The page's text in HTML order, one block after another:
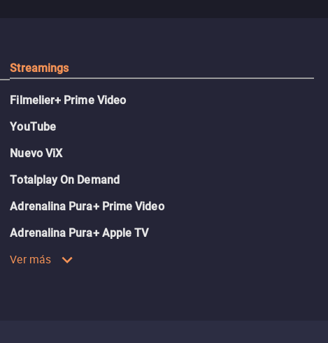
Streamings
Filmelier+ Prime Video
YouTube
Nuevo ViX
Totalplay On Demand
Adrenalina Pura+ Prime Video
Adrenalina Pura+ Apple TV
Ver más